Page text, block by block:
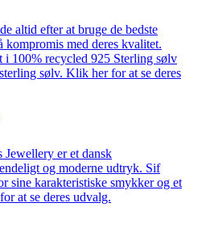
altid efter at bruge de bedste
kompromis med deres kvalitet.
100% recycled 925 Sterling sølv
sølv. Klik her for at se deres
Jewellery er et dansk
og moderne udtryk. Sif
sine karakteristiske smykker og et
at se deres udvalg.